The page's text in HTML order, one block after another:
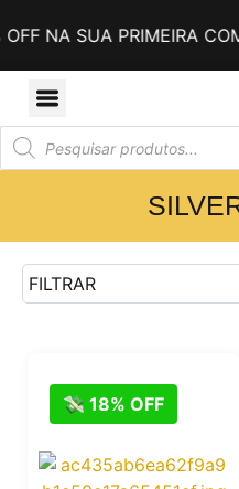
NA SUA PRIMEIRA
FILTRAR
💸 18% OFF